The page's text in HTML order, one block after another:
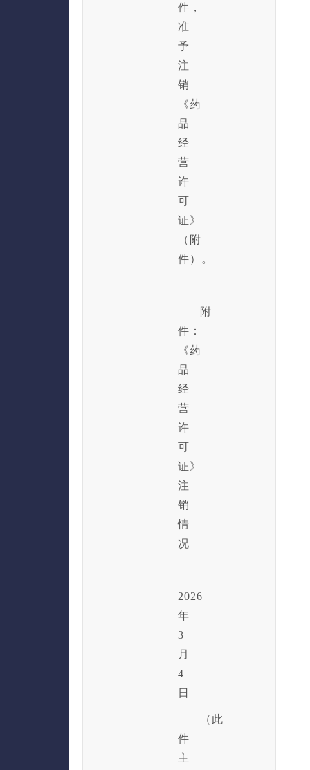
件，
准
予
注
销
《药
品
经
营
许
可
证》
（附
件）。
附
件：
《药
品
经
营
许
可
证》
注
销
情
况
2026
年
3
月
4
日
（此
件
主